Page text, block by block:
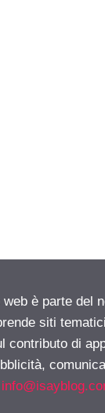
web è parte del
siti
contributo di